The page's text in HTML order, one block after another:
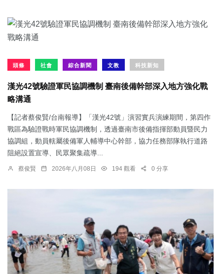
頭條 社會 綜合新聞 文教 科技新知
漢光42號驗證軍民協調機制 臺南後備幹部深入地方強化戰
略溝通
【記者蔡俊賢/台南報導】「漢光42號」演習實兵演練期間，第四作
戰區為驗證戰時軍民協調機制，透過臺南市後備指揮部動員暨民力
協調組，動員轄屬後備軍人輔導中心幹部，協力任務部隊執行道路
阻絕設置宣導、民眾聚集疏導...
蔡俊賢 2026年八月08日 194 觀看 0 分享